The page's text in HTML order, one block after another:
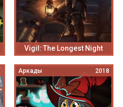
Vigil: The Longest Night
Аркады 2018